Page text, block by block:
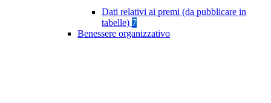
Dati relativi ai premi (da pubblicare in
tabelle) 7
Benessere organizzativo